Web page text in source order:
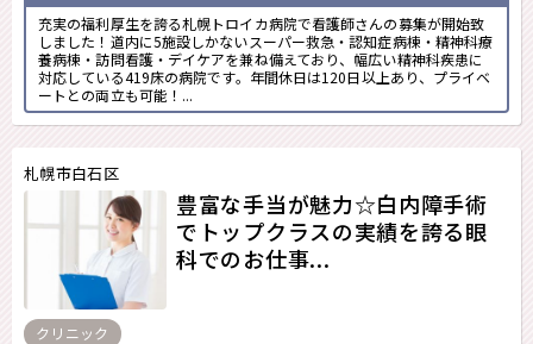
充実の福利厚生を誇る札幌トロイカ病院で看護師さんの募集が開始致
しました！道内に5施設しかないスーパー救急・認知症病棟・精神科療
養病棟・訪問看護・デイケアを兼ね備えており、幅広い精神科疾患に
対応している419床の病院です。年間休日は120日以上あり、プライベ
ートとの両立も可能！...
札幌市白石区
豊富な手当が魅力☆白内障手術
でトップクラスの実績を誇る眼
科でのお仕事...
クリニック